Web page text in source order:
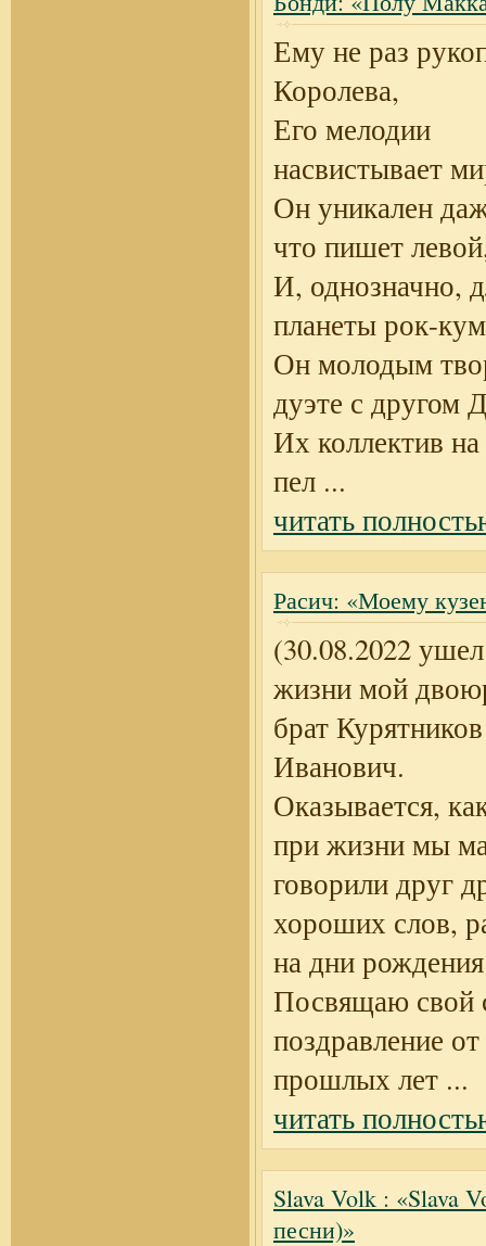
Ему не раз
Королева,
Его мелодии
насвистывает
Он уникален
что пишет
И, однозначно,
планеты рок-
Он молодым
дуэте с другом
Их коллектив
пел ...
читать
Расич: «Моему
(30.08.2022
жизни мой
брат
Иванович.
Оказывается,
при жизни мы
говорили друг
хороших слов,
на дни
Посвящаю свой
поздравление от
прошлых лет ...
читать
Slava Volk : «Slava
песни)»